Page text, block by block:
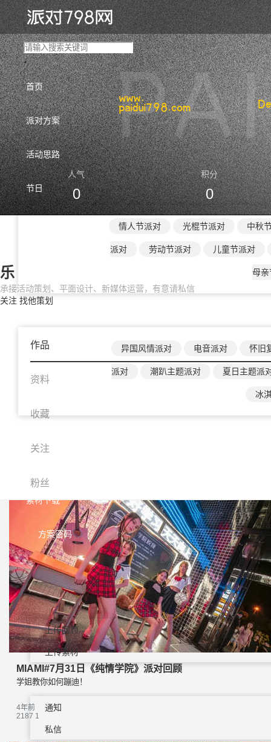
首页
派对方案
活动思路
节日
情人节派对 光棍节派对 中秋
派对 劳动节派对 儿童节派对
母亲
异国风情派对 电音派对 怀旧
派对 潮趴主题派对 夏日主题派
冰
素材下载
方案密码
上传回顾
上传素材
通知
私信
人气
0
积分
0
乐
承接活动策划、平面设计、新媒体运营，有意请私信
关注 找他策划
作品
资料
收藏
关注
粉丝
MIAMI#7月31日《纯情学院》派对回顾
学姐教你如何蹦迪！
4年前
2187 1